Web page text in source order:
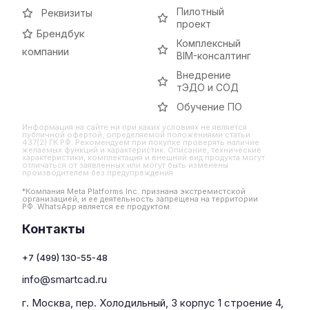
Реквизиты
Брендбук
компании
Пилотный
проект
Комплексный
BIM-консалтинг
Внедрение
тЭДО и СОД
Обучение ПО
Информация на сайте ни при каких условиях не является
публичной офертой, определяемой положениями статьи
437(2) ГК РФ. Рекомендуем при покупке проверять наличие
желаемых функций и характеристик. Описание, технические
характеристики, комплектация и внешний вид продукта могут
отличаться от заявленных или могут быть изменены
производителем без предупреждения
*Компания Meta Platforms Inc. признана экстремистской
организацией, и ее деятельность запрещена на территории
РФ. WhatsApp является ее продуктом.
Контакты
+7 (499) 130-55-48
info@smartcad.ru
г. Москва, пер. Холодильный, 3 корпус 1 строение 4,